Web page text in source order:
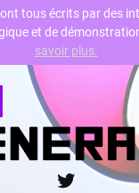
Twitter
tous écrits par des
et de
savoir plus.